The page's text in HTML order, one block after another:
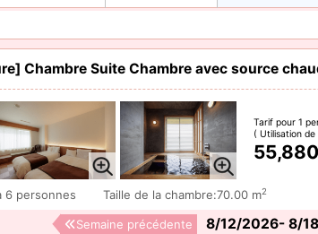
Chambre Suite Chambre avec source
Tarif pour 1
( Utilisation
6 personnes Taille de la chambre:70.00 m2
8/12/2026- 8/
Semaine précédente